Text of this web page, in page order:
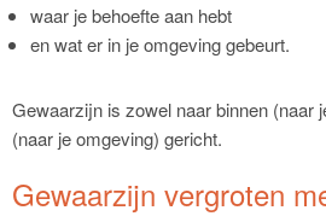
waar je behoefte aan hebt
en wat er in je omgeving gebeurt.
Gewaarzijn is zowel naar binnen (naar
(naar je omgeving) gericht.
Gewaarzijn vergroten